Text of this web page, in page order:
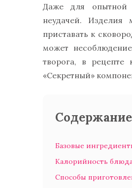
Даже для опытной
неудачей. Изделия
приставать к
может
творога, в рецепте
«Секретный»
Содержание
Базовые
Калорийность
Способы